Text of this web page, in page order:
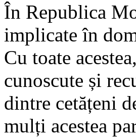
În Republica
implicate în
Cu toate
cunoscute și
dintre cetățeni
mulți acestea